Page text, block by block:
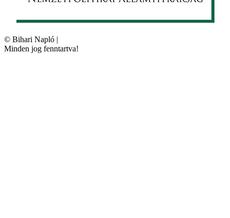
© Bihari Napló |
Minden jog fenntartva!